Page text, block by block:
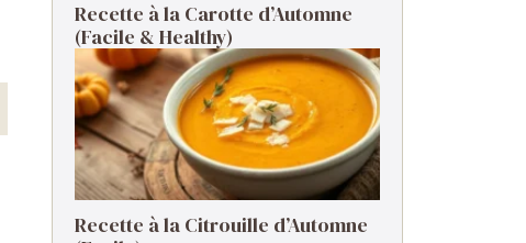
Recette à la Carotte d’Automne
(Facile & Healthy)
Recette à la Citrouille d’Automne